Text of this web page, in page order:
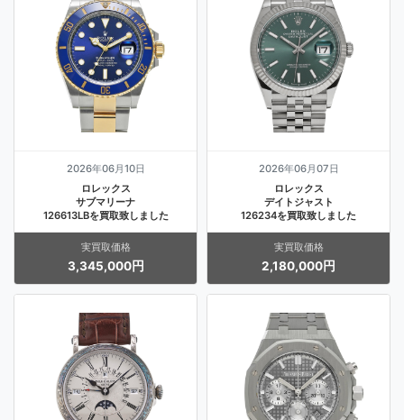
2026年06月10日
ロレックス
サブマリーナ
126613LBを買取致しました
実買取価格
3,345,000円
2026年06月07日
ロレックス
デイトジャスト
126234を買取致しました
実買取価格
2,180,000円